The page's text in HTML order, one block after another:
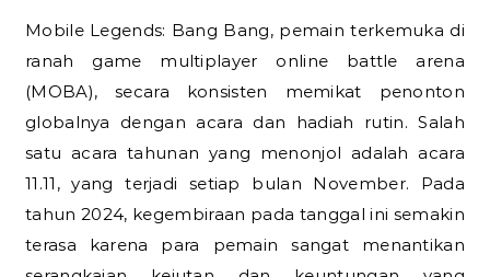
Mobile Legends: Bang Bang, pemain terkemuka di
ranah game multiplayer online battle arena
(MOBA), secara konsisten memikat penonton
globalnya dengan acara dan hadiah rutin. Salah
satu acara tahunan yang menonjol adalah acara
11.11, yang terjadi setiap bulan November. Pada
tahun 2024, kegembiraan pada tanggal ini semakin
terasa karena para pemain sangat menantikan